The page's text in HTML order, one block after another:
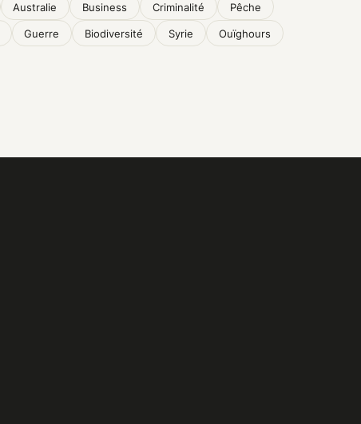
Australie Business Criminalité Pêche
Guerre Biodiversité Syrie Ouïghours